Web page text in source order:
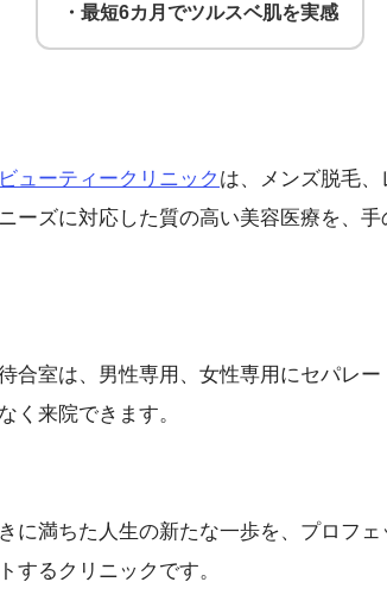
・最短6カ月でツルスベ肌を実感
ューティークリニック は、メンズ脱毛
ーズに対応した質の高い美容医療を、
合室は、男性専用、女性専用にセパレ
く来院できます。
に満ちた人生の新たな一歩を、プロフ
するクリニックです。